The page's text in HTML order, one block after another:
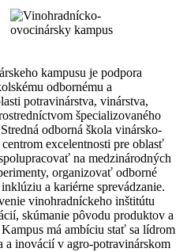
kampusu je podpora
odbornému a
potravinárstva, vinárstva,
špecializovaného
odborná škola vinársko-
excelentnosti pre oblasť
na medzinárodných
organizovať odborné
a kariérne sprevádzanie.
vinohradníckeho inštitútu
skúmanie pôvodu produktov a
má ambíciu stať sa lídrom
a inovácií v agro-potravinárskom